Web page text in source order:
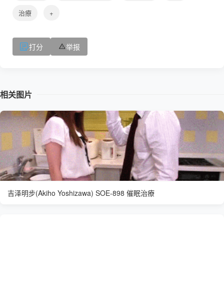
治療 +
打分 举报
相关图片
吉泽明步(Akiho Yoshizawa) SOE-898 催眠治療